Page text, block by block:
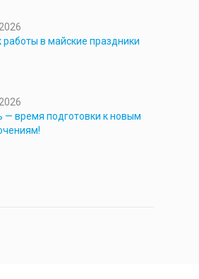
работы в майские праздники
— время подготовки к новым